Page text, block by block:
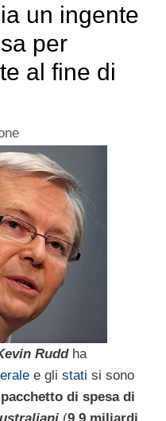
un ingente
per
al fine di
Ruddha
e gli stati si sono
di spesa di